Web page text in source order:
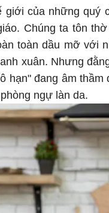
giới của những quý
Chúng ta tôn
toàn dầu mỡ với
xuân. Nhưng
hạn" đang âm
ngự làn da.